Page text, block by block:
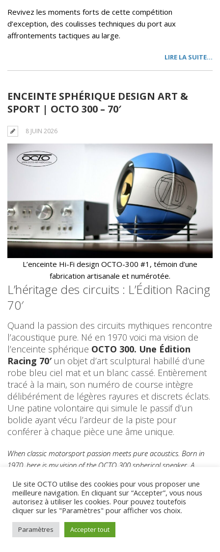
Revivez les moments forts de cette compétition
d’exception, des coulisses techniques du port aux
affrontements tactiques au large.
LIRE LA SUITE…
ENCEINTE SPHÉRIQUE DESIGN ART &
SPORT | OCTO 300 – 70′
8 JUIN 2026
L’enceinte Hi-Fi design OCTO-300 #1, témoin d’une
fabrication artisanale et numérotée.
L’héritage des circuits : L’Édition Racing
70′
Quand la passion des circuits mythiques rencontre
l’acoustique pure. Né en 1970 voici ma vision de
l’enceinte sphérique OCTO 300. Une Édition
Racing 70′un objet d’art sculptural habillé d’une
robe bleu ciel mat et un blanc cassé. Entièrement
tracé à la main, son numéro de course intègre
délibérément de légères rayures et discrets éclats.
Une patine volontaire qui simule le passif d’un
bolide ayant vécu l’ardeur de la piste pour
conférer à chaque pièce une âme unique.
When classic motorsport passion meets pure acoustics. Born in
1970, here is my vision of the OCTO 300 spherical speaker. A
blue and off-white livery. Entirely hand-drawn, its racing number
deliberately features subtle scratches and minor chips. This
intentional patina simulates a racing car’s track heritage, giving
each piece a unique soul.
Lle site OCTO utilise des cookies pour vous proposer une
meilleure navigation. En cliquant sur “Accepter”, vous nous
autorisez à utiliser les cookies. Pour pouvez toutefois
cliquer sur les "Paramètres" pour afficher vos choix.
Paramètres Accepter tout